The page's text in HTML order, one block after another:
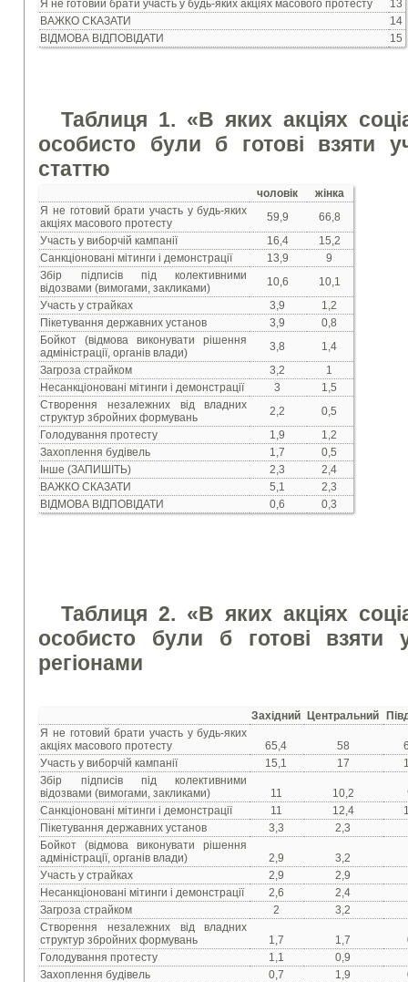
Я не готовий брати участь у будь-яких акціях масового протесту
13
ВАЖКО СКАЗАТИ
14
ВІДМОВА ВІДПОВІДАТИ
15
Таблиця 1. «В яких акціях
особисто були б готові взяти
статтю
чоловік
жінка
Я не готовий брати участь у будь-яких
акціях масового протесту
59,9
66,8
Участь у виборчій кампанії
16,4
15,2
Санкціоновані мітинги і демонстрації
13,9
9
Збір підписів під колективними
відозвами (вимогами, закликами)
10,6
10,1
Участь у страйках
3,9
1,2
Пікетування державних установ
3,9
0,8
Бойкот (відмова виконувати рішення
адміністрації, органів влади)
3,8
1,4
Загроза страйком
3,2
1
Несанкціоновані мітинги і демонстрації
3
1,5
Створення незалежних від владних
структур збройних формувань
2,2
0,5
Голодування протесту
1,9
1,2
Захоплення будівель
1,7
0,5
Інше (ЗАПИШІТЬ)
2,3
2,4
ВАЖКО СКАЗАТИ
5,1
2,3
ВІДМОВА ВІДПОВІДАТИ
0,6 0,3
Таблиця 2. «В яких акціях
особисто були б готові взяти
регіонами
Західний Центральний
Я не готовий брати участь у будь-яких
акціях масового протесту
65,4 58
Участь у виборчій кампанії
15,1 17
Збір підписів під колективними
відозвами (вимогами, закликами)
11 10,2
Санкціоновані мітинги і демонстрації
11 12,4
Пікетування державних установ
3,3 2,3
Бойкот (відмова виконувати рішення
адміністрації, органів влади)
2,9 3,2
Участь у страйках
2,9 2,9
Несанкціоновані мітинги і демонстрації
2,6 2,4
Загроза страйком
2
3,2
Створення незалежних від владних
структур збройних формувань
1,7 1,7
Голодування протесту
1,1 0,9
Захоплення будівель
0,7 1,9